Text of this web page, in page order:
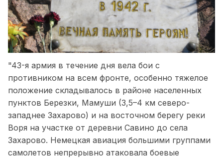
"43-я армия в течение дня вела бои с
противником на всем фронте, особенно тяжелое
положение складывалось в районе населенных
пунктов Березки, Мамуши (3,5–4 км северо-
западнее Захарово) и на восточном берегу реки
Воря на участке от деревни Савино до села
Захарово. Немецкая авиация большими группами
самолетов непрерывно атаковала боевые